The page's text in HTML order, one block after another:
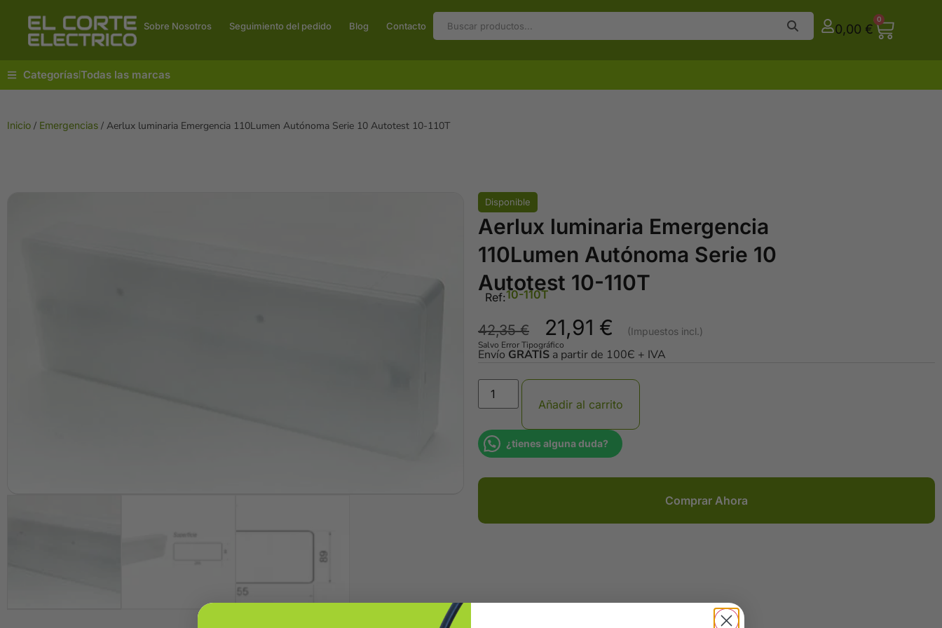
Sobre Nosotros Seguimiento del pedido Blog Contacto 0,00 €
0
Categorías| Todas las marcas
Inicio / Emergencias / Aerlux luminaria Emergencia 110Lumen Autónoma Serie 10 Autotest 10-110T
Disponible
Aerlux luminaria Emergencia
110Lumen Autónoma Serie 10
Autotest 10-110T
Ref:10-110T
42,35€ 21,91 €
Salvo Error Tipográfico
Envío GRATIS a partir de 100Є + IVA
Añadir al carrito
¿tienes alguna duda?
Comprar Ahora